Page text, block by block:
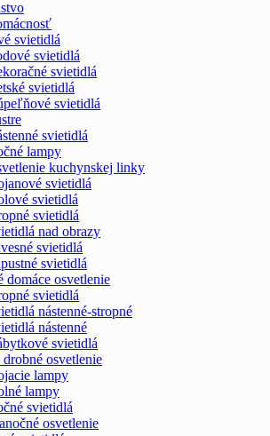
svietidlá
svietidlá
svietidlá
svietidlá
svietidlá
svietidlá
lampy
kuchynskej linky
svietidlá
svietidlá
svietidlá
nad obrazy
svietidlá
svietidlá
domáce osvetlenie
svietidlá
nástenné-stropné
nástenné
svietidlá
osvetlenie
lampy
lampy
svietidlá
osvetlenie